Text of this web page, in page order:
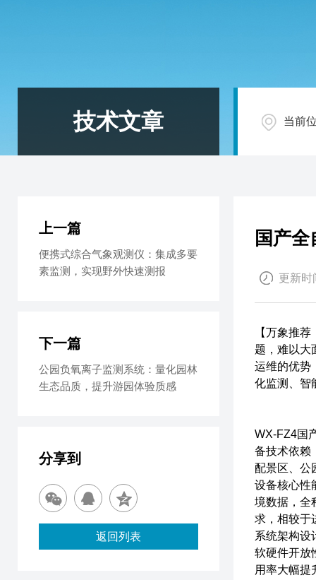
技术文章 当前
国产
更新时
【万象推
题，难以大
运维的优势
化监测、智
WX-FZ4国
备技术依赖
配景区、公
设备核心性
境数据，全
求，相较于
系统架构设
软硬件开放
用率大幅提
上一篇
便携式综合气象观测仪：集成多要
素监测，实现野外快速测报
下一篇
公园负氧离子监测系统：量化园林
生态品质，提升游园体验质感
分享到
返回列表